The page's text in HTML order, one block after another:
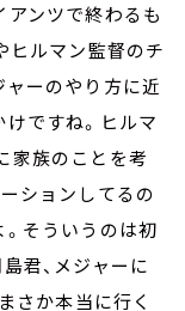
アンツで終わるも
ヒルマン監督のチ
ャーのやり方に近
ですね。ヒルマ
家族のことを考
ションしてるの
そういうのは初
君、メジャーに
さか本当に行く